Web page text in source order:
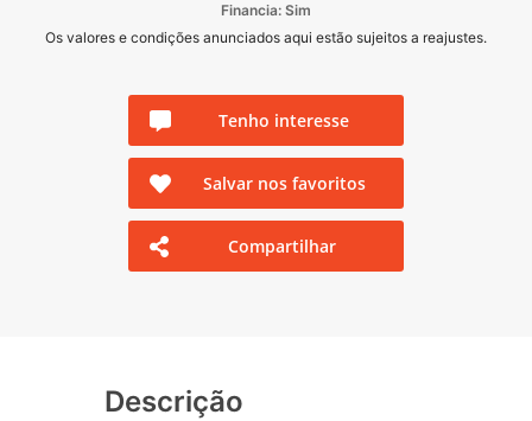
Financia: Sim
Os valores e condições anunciados aqui estão sujeitos a reajustes.
Tenho interesse
Salvar nos favoritos
Compartilhar
Descrição